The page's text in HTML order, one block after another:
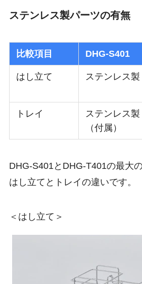
ステンレス製パーツの有無
比較項目 DHG-S401
はし立て ステンレス製
トレイ
ステンレス製
（付属）
DHG-S401とDHG-T401の最大
はし立てとトレイの違いです。
＜はし立て＞